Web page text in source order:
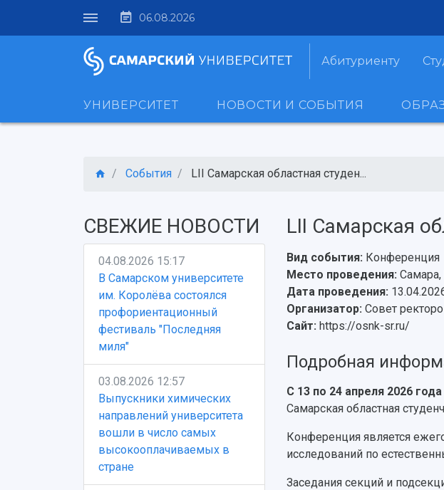
06.08.2026
Абитуриенту
УНИВЕРСИТЕТ НОВОСТИ И СОБЫТИЯ
События LII Самарская областная студен...
СВЕЖИЕ НОВОСТИ
04.08.2026 15:17
В Самарском университете
им. Королёва состоялся
профориентационный
фестиваль "Последняя
миля"
03.08.2026 12:57
Выпускники химических
направлений университета
вошли в число самых
высокооплачиваемых в
стране
LII Самарская
Вид события: Конференция
Место проведения:
Дата проведения:
Организатор: Совет
Сайт: https://osnk-sr.ru/
Подробная
С 13 по 24 апреля 2026 года
Самарская областная
Конференция является
исследований по
Заседания секций и